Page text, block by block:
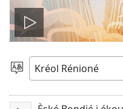
Fé
joué
le
Choizi
lang